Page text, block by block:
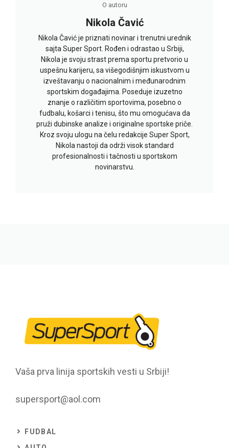
O autoru
Nikola Čavić
Nikola Čavić je priznati novinar i trenutni urednik
sajta Super Sport. Rođen i odrastao u Srbiji,
Nikola je svoju strast prema sportu pretvorio u
uspešnu karijeru, sa višegodišnjim iskustvom u
izveštavanju o nacionalnim i međunarodnim
sportskim događajima. Poseduje izuzetno
znanje o različitim sportovima, posebno o
fudbalu, košarci i tenisu, što mu omogućava da
pruži dubinske analize i originalne sportske priče.
Kroz svoju ulogu na čelu redakcije Super Sport,
Nikola nastoji da održi visok standard
profesionalnosti i tačnosti u sportskom
novinarstvu.
Vaša prva linija sportskih vesti u Srbiji!
supersport@aol.com
FUDBAL